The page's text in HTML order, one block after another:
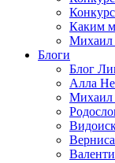
Каким
Блоги
Блог
Алла
Михаил